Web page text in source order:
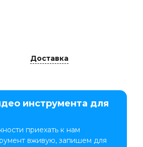
Доставка
инструмента для
приехать к нам
вживую, запишем для